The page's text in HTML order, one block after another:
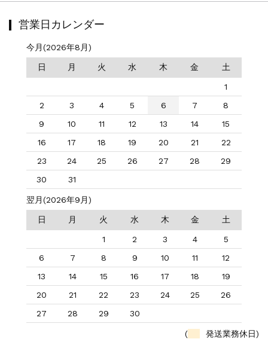
営業日カレンダー
今月(2026年8月)
日 月 火 水 木 金 土
1
2
3 4 5 6 7
8
9
10 11 12 13 14
15
16
17 18 19 20 21
22
23
24 25 26 27 28
29
30
31
翌月(2026年9月)
日 月 火 水 木 金 土
1 2 3 4
5
6
7 8 9 10 11
12
13
14 15 16 17 18
19
20
21 22 23 24 25
26
27
28 29 30
( 発送業務休日)